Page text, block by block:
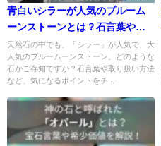
青白いシラーが人気のブルーム
ーンストーンとは？石言葉や取
り扱い方法を紹介
天然石の中でも、「シラー」が人気で、大
人気のブルームーンストーン。どのような
石かご存知ですか？石言葉や取り扱い方法
など、気になるポイントをチ...